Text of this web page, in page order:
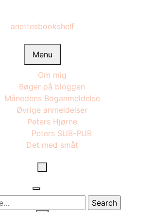
anettesbookshelf
Menu
Om mig
Bøger på bloggen
Månedens Boganmeldelse
Øvrige anmeldelser
Peters Hjørne
Peters SUB-PUB
Det med småt